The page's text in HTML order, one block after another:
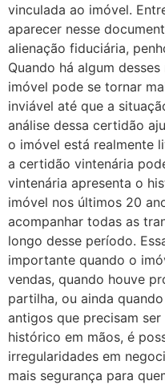
vinculada ao imóvel.
aparecer nesse
alienação fiduciária,
Quando há algum
imóvel pode se tornar
inviável até que a
análise dessa certidão
o imóvel está realmente
a certidão vintenária
vintenária apresenta o
imóvel nos últimos 20
acompanhar todas as
longo desse período.
importante quando o
vendas, quando houve
partilha, ou ainda
antigos que precisam
histórico em mãos, é
irregularidades em
mais segurança para